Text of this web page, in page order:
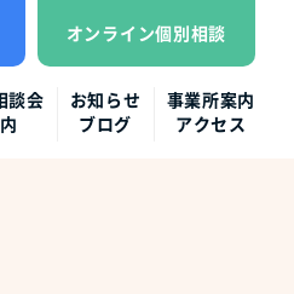
オンライン個別相談
談会
お知らせ
ブログ
事業所案内
アクセス